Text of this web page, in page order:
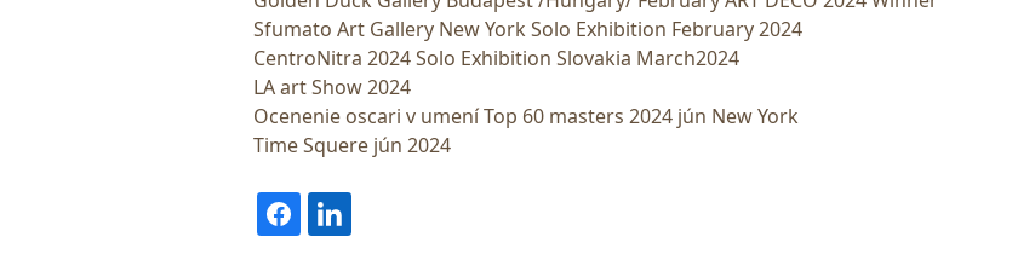
Sfumato Art Gallery New York Solo Exhibition February 2024
CentroNitra 2024 Solo Exhibition Slovakia March2024
LA art Show 2024
Ocenenie oscari v umení Top 60 masters 2024 jún New York
Time Squere jún 2024